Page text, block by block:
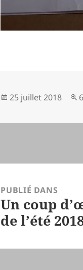
Publié
25 juillet 2018
PUBLIÉ DANS
Un coup
de l’été